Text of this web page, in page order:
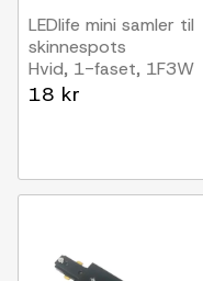
LEDlife mini samler til
skinnespots
Hvid, 1-faset, 1F3W
18 kr